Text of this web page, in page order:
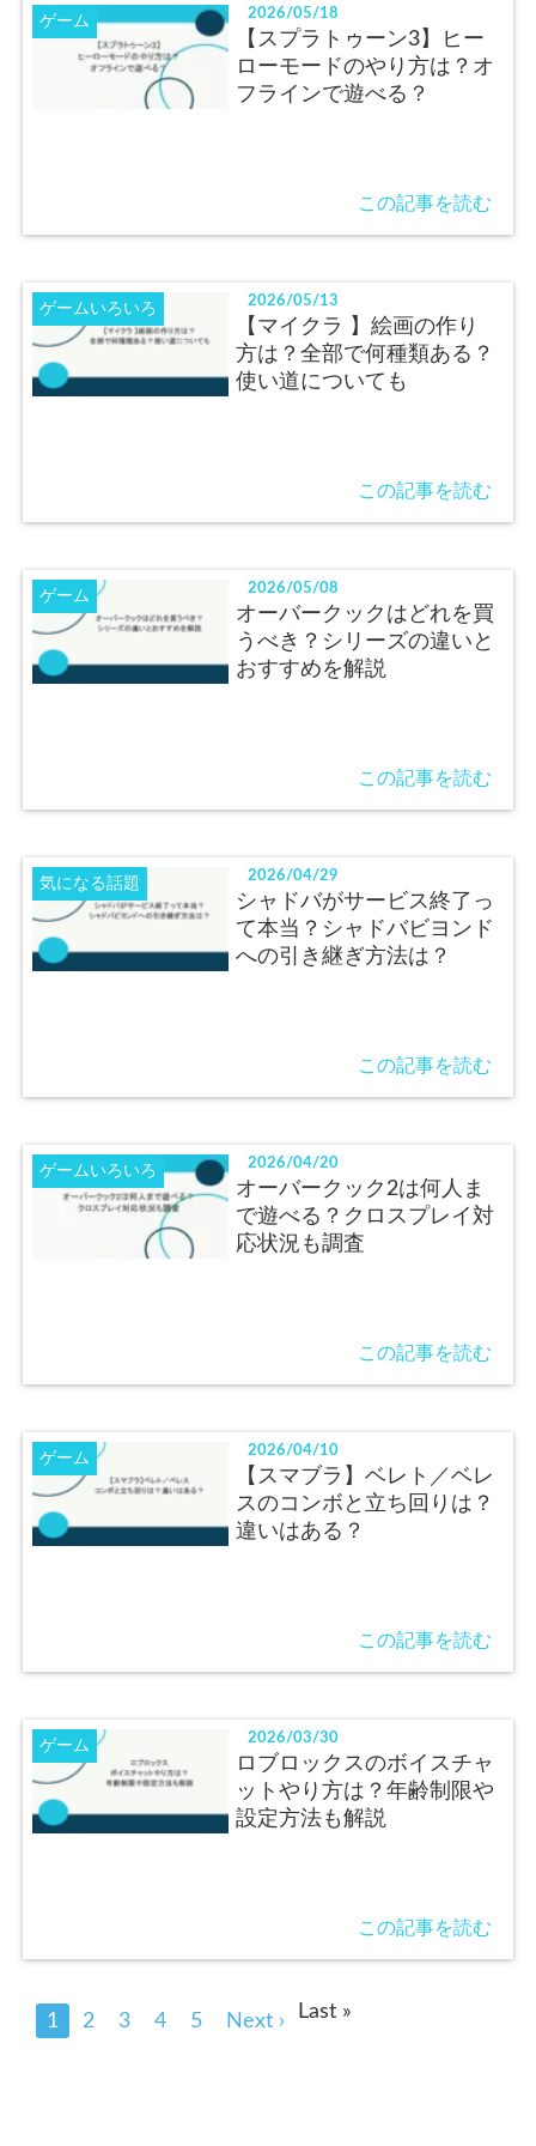
ゲーム 2026/05/18
【スプラトゥーン3】ヒー
ローモードのやり方は？オ
フラインで遊べる？
この記事を読む
ゲームいろいろ 2026/05/13
【マイクラ 】絵画の作り
方は？全部で何種類ある？
使い道についても
この記事を読む
ゲーム 2026/05/08
オーバークックはどれを買
うべき？シリーズの違いと
おすすめを解説
この記事を読む
気になる話題 2026/04/29
シャドバがサービス終了っ
て本当？シャドバビヨンド
への引き継ぎ方法は？
この記事を読む
ゲームいろいろ 2026/04/20
オーバークック2は何人ま
で遊べる？クロスプレイ対
応状況も調査
この記事を読む
ゲーム 2026/04/10
【スマブラ】ベレト／ベレ
スのコンボと立ち回りは？
違いはある？
この記事を読む
ゲーム 2026/03/30
ロブロックスのボイスチャ
ットやり方は？年齢制限や
設定方法も解説
この記事を読む
1 2 3 4 5 Next › Last »